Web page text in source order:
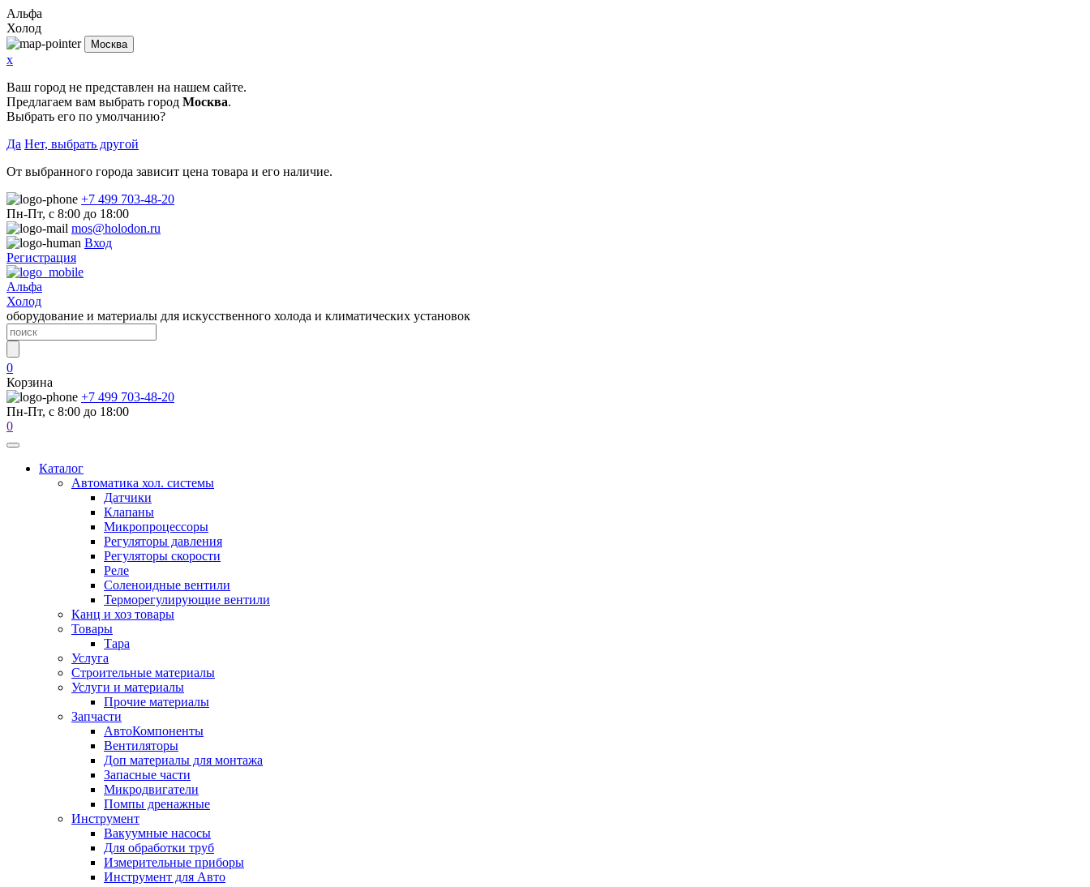
Альфа
Холод
Москва
x
Ваш город не представлен на нашем сайте.
Предлагаем вам выбрать город Москва.
Выбрать его по умолчанию?
Да Нет, выбрать другой
От выбранного города зависит цена товара и его наличие.
+7 499 703-48-20
Пн-Пт, с 8:00 до 18:00
mos@holodon.ru
Вход
Регистрация
Альфа
Холод
оборудование и материалы для искусственного холода и климатических установок
0
Корзина
+7 499 703-48-20
Пн-Пт, с 8:00 до 18:00
0
Каталог
Автоматика хол. системы
Датчики
Клапаны
Микропроцессоры
Регуляторы давления
Регуляторы скорости
Реле
Соленоидные вентили
Терморегулирующие вентили
Канц и хоз товары
Товары
Тара
Услуга
Строительные материалы
Услуги и материалы
Прочие материалы
Запчасти
АвтоКомпоненты
Вентиляторы
Доп материалы для монтажа
Запасные части
Микродвигатели
Помпы дренажные
Инструмент
Вакуумные насосы
Для обработки труб
Измерительные приборы
Инструмент для Авто